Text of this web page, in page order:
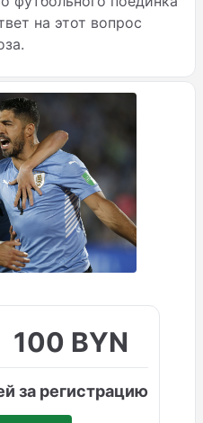
на этот вопрос
100 BYN
за регистрацию